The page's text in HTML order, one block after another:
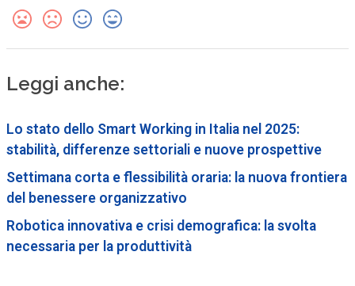
Leggi anche:
Lo stato dello Smart Working in Italia nel 2025:
stabilità, differenze settoriali e nuove prospettive
Settimana corta e flessibilità oraria: la nuova frontiera
del benessere organizzativo
Robotica innovativa e crisi demografica: la svolta
necessaria per la produttività